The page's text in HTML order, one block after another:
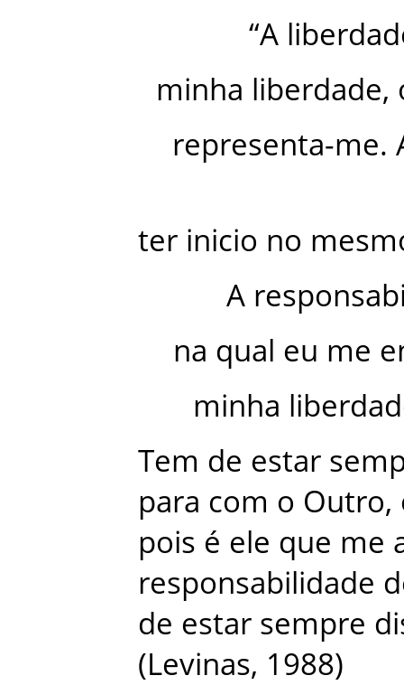
“A
minha liberdade,
representa-me.
ter inicio no
A
na qual eu me
minha
Tem de estar
para com o Outro,
pois é ele que me
responsabilidade
de estar sempre
(Levinas, 1988)